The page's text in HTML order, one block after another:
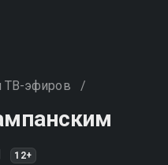
ТВ-эфиров /
12+